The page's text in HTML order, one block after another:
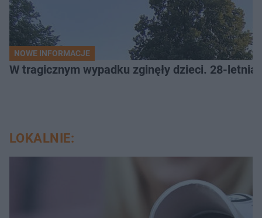
NOWE INFORMACJE
W tragicznym wypadku zginęły dzieci. 28-
LOKALNIE: